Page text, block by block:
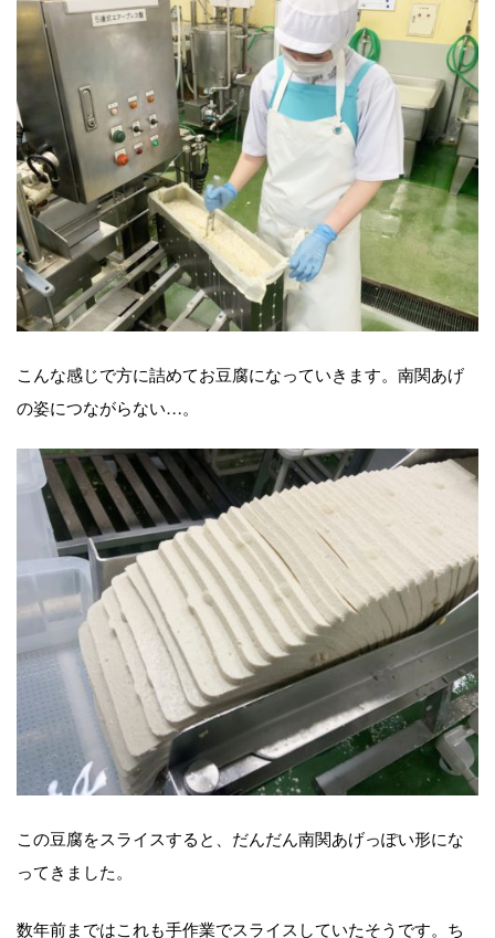
こんな感じで方に詰めてお豆腐になっていきます。南関あげ
の姿につながらない…。
この豆腐をスライスすると、だんだん南関あげっぽい形にな
ってきました。
数年前まではこれも手作業でスライスしていたそうです。ち